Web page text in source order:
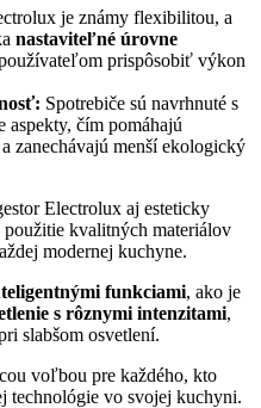
je známy flexibilitou, a
nastaviteľné úrovne
prispôsobiť výkon
Spotrebiče sú navrhnuté s
aspekty, čím pomáhajú
zanechávajú menší ekologický
Electrolux aj esteticky
použitie kvalitných materiálov
modernej kuchyne.
funkciami, ako je
s rôznymi intenzitami,
slabšom osvetlení.
voľbou pre každého, kto
technológie vo svojej kuchyni.